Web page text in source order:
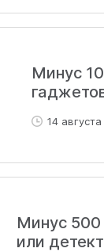
Минус
14 августа
Минус 500
или